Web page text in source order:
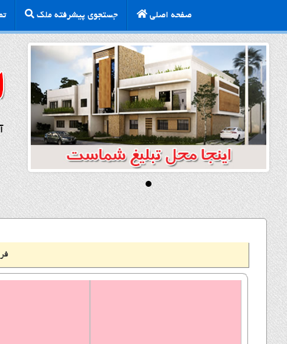
صفحه اصلی جستجوی پیشرفته ملک